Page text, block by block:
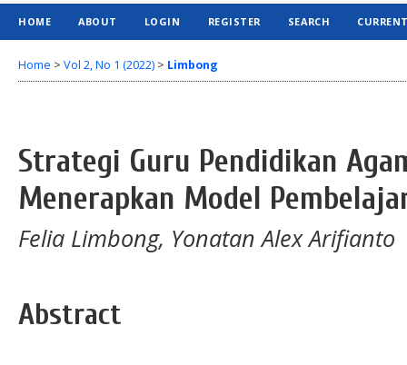
HOME ABOUT LOGIN REGISTER SEARCH
Home > Vol 2, No 1 (2022) > Limbong
Strategi Guru Pendidikan
Menerapkan Model
Felia Limbong, Yonatan Alex Arifianto
Abstract